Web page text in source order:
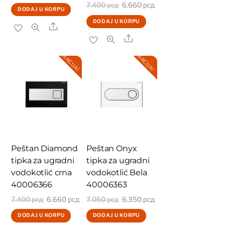
cena
cena
DODAJ U KORPU
Share
7.400рсд Originalna
cena
7.400 рсд.
6.660 рсд
DODAJ U KORPU
Share
AKCIJA!
Peštan Diamond
tipka za ugradni
vodokotlić crna
40006366
7.400рсд Originalna
cena
6.660 рсд Trenutna
cena
DODAJ U KORPU
AKCIJA!
Peštan Onyx
tipka za ugradni
vodokotlić Bela
40006363
7.050рсд Originalna
cena
6.350 рсд
DODAJ U KORPU